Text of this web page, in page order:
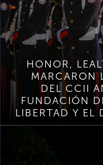
HONOR,
MARCARON
DEL CCII
FUNDACIÓN
LIBERTAD Y EL